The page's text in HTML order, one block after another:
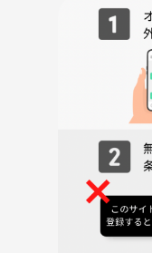
軽くグローブを合わせる
スパーリング未満の、対
パンチの距離感、ステッ
対人でしか学べない感覚
《 クールダウン 》
フィニッシュは再びスト
動いた体を整え、心の余
明日また同じ毎日が来て
◇ クラススケジュール &